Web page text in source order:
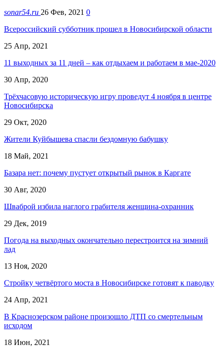
sonar54.ru 26 Фев, 2021 0
Всероссийский субботник прошел в Новосибирской области
25 Апр, 2021
11 выходных за 11 дней – как отдыхаем и работаем в мае-2020
30 Апр, 2020
Трёхчасовую историческую игру проведут 4 ноября в центре
Новосибирска
29 Окт, 2020
Жители Куйбышева спасли бездомную бабушку
18 Май, 2021
Базара нет: почему пустует открытый рынок в Каргате
30 Авг, 2020
Шваброй избила наглого грабителя женщина-охранник
29 Дек, 2019
Погода на выходных окончательно перестроится на зимний
лад
13 Ноя, 2020
Стройку четвёртого моста в Новосибирске готовят к паводку
24 Апр, 2021
В Краснозерском районе произошло ДТП со смертельным
исходом
18 Июн, 2021